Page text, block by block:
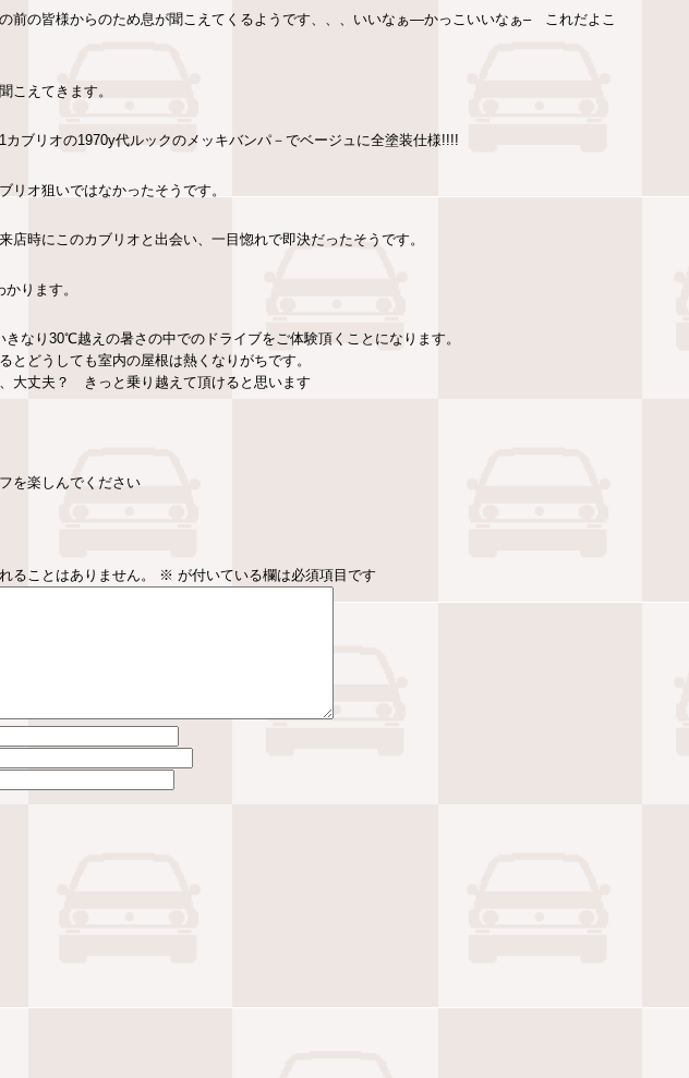
前の皆様からのため息が聞こえてくるようです、、、いいなぁ—かっこいいなぁ– これだよこ
こえてきます。
ブリオの1970y代ルックのメッキバンパ－でベージュに全塗装仕様!!!!
オ狙いではなかったそうです。
店時にこのカブリオと出会い、一目惚れで即決だったそうです。
ります。
きなり30℃越えの暑さの中でのドライブをご体験頂くことになります。
るとどうしても室内の屋根は熱くなりがちです。
大丈夫？ きっと乗り越えて頂けると思います
を楽しんでください
ることはありません。
※ が付いている欄は必須項目です